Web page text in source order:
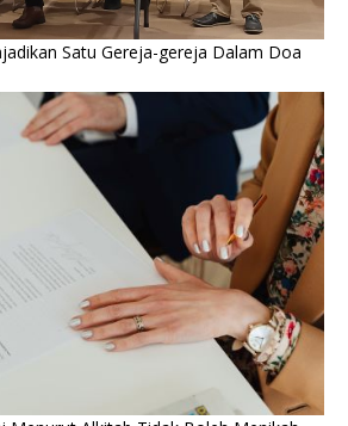
Satu Gereja-gereja Dalam Doa